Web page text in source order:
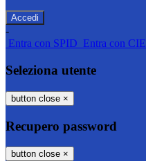
-
Entra con SPID Entra con CIE
Seleziona utente
button close ×
Recupero password
button close ×